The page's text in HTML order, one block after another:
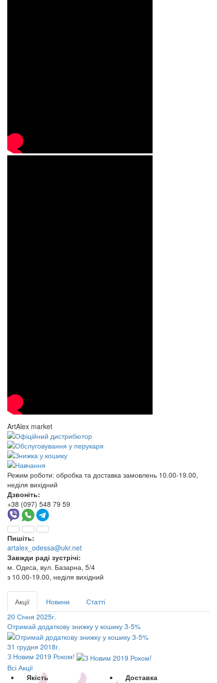
ArtAlex market
Режим роботи: обробка та доставка замовлень 10.00-19.00,
неділя вихідний
Дзвоніть:
+38 (097) 548 79 59
Пишіть:
artalex_odessa@ukr.net
Завжди раді зустрічі:
м. Одеса, вул. Базарна, 5/4
з 10.00-19.00, неділя вихідний
Акції Новини
Статті
20 Січня 2025г.
Отримай додаткову знижку у кошику 3-5%
31 грудня 2018г.
З Новим 2019 Роком!
Всі Акції
Якість
Доставка